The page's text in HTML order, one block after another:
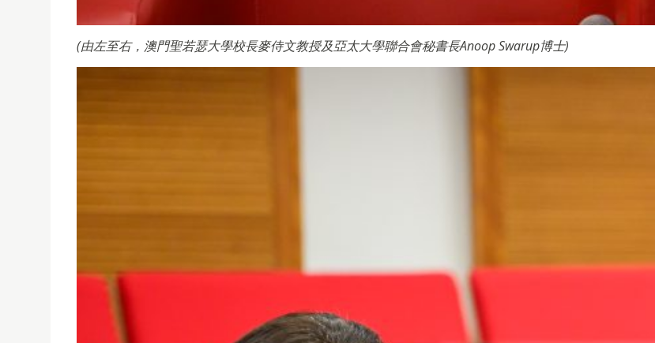
(由左至右，澳門聖若瑟大學校長麥侍文教授及亞太大學聯合會秘書長Anoop Swarup博士)